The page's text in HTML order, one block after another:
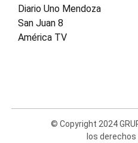
Diario Uno Mendoza
San Juan 8
América TV
© Copyright 2024
los